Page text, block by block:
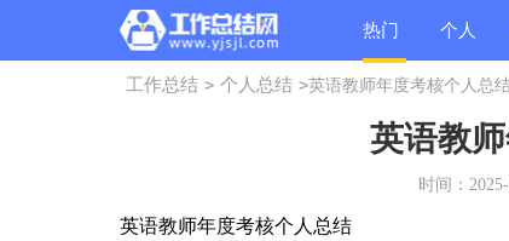
热门
总结
个人
总结
工作总结 > 个人总结 >英语教师年度考核个人总
英语教
时间：
英语教师年度考核个人总结